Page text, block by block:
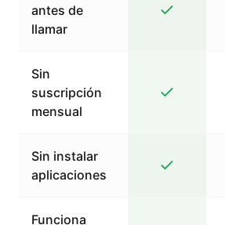
antes de
llamar
Sin
suscripción
mensual
Sin instalar
aplicaciones
Funciona